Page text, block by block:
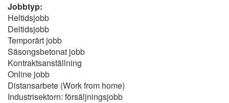
Jobbtyp:
Heltidsjobb
Deltidsjobb
Temporärt jobb
Säsongsbetonat jobb
Kontraktsanställning
Online jobb
Distansarbete (Work from home)
Industrisektorn: försäljningsjobb